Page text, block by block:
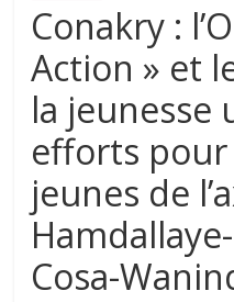
Conakry :
Action » et
la jeunesse
efforts pour
jeunes de
Cosa-